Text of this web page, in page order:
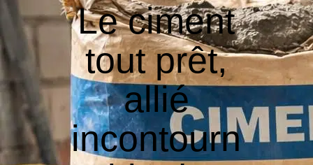
Le ciment
tout prêt,
allié
incontourn